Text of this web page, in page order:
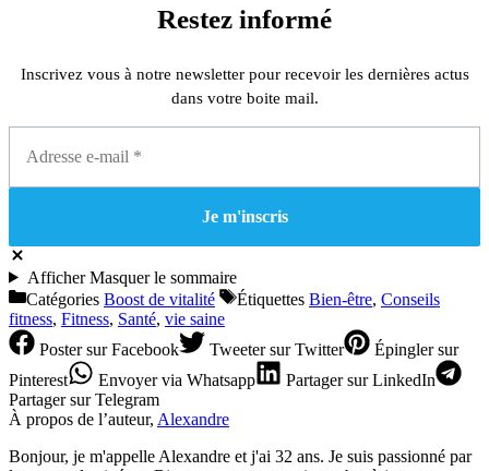
Restez informé
Inscrivez vous à notre newsletter pour recevoir les dernières actus
dans votre boite mail.
AfficherMasquerle sommaire
Catégories Boost de vitalité Étiquettes Bien-être, Conseils
fitness, Fitness, Santé, vie saine
Postersur Facebook Tweetersur Twitter Épinglersur
Pinterest
Envoyervia Whatsapp Partagersur LinkedIn
Partagersur Telegram
À propos de l’auteur, Alexandre
Bonjour, je m'appelle Alexandre et j'ai 32 ans. Je suis passionné par